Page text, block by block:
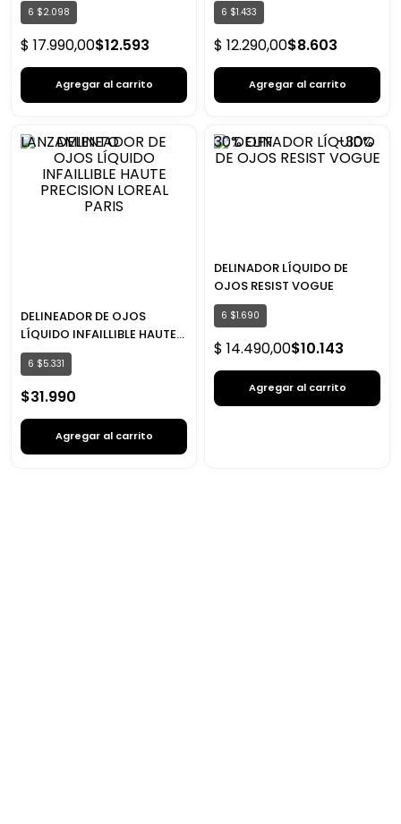
6 $2.098
$ 17.990,00$12.593
Agregar al carrito
6 $1.433
$ 12.290,00$8.603
Agregar al carrito
LANZAMIENTO
DELINEADOR DE OJOS
LÍQUIDO INFAILLIBLE HAUTE
PRECISION LOREAL PARIS
6 $5.331
$31.990
Agregar al carrito
-30%
30%OFF
DELINADOR LÍQUIDO DE
OJOS RESIST VOGUE
6 $1.690
$ 14.490,00$10.143
Agregar al carrito